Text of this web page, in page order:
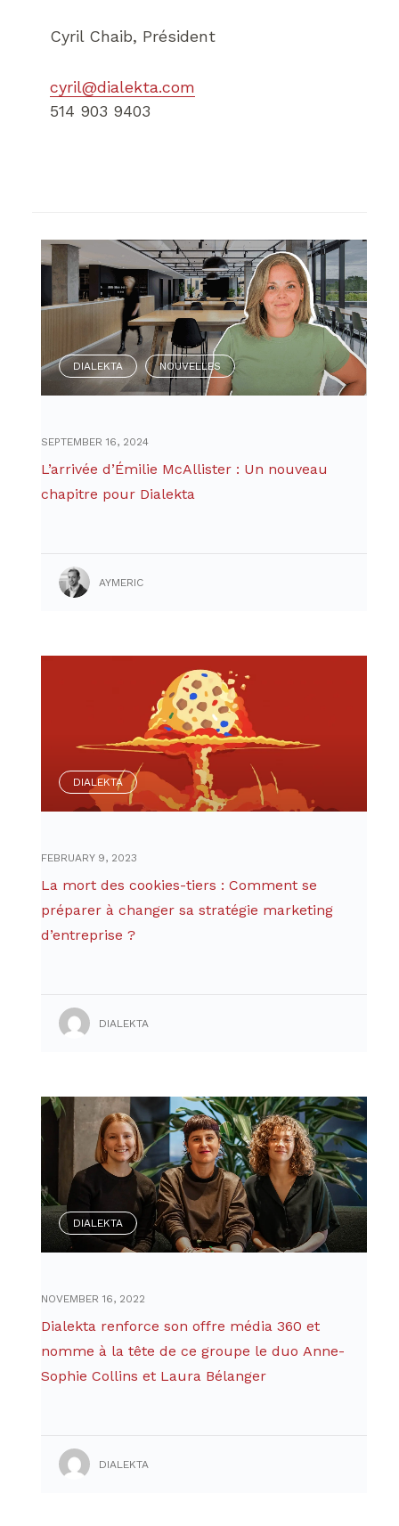
Cyril Chaib, Président
cyril@dialekta.com
514 903 9403
DIALEKTA
,
NOUVELLES
SEPTEMBER 16, 2024
L’arrivée d’Émilie McAllister : Un nouveau
chapitre pour Dialekta
AYMERIC
DIALEKTA
FEBRUARY 9, 2023
La mort des cookies-tiers : Comment se
préparer à changer sa stratégie marketing
d’entreprise ?
DIALEKTA
DIALEKTA
NOVEMBER 16, 2022
Dialekta renforce son offre média 360 et
nomme à la tête de ce groupe le duo Anne-
Sophie Collins et Laura Bélanger
DIALEKTA